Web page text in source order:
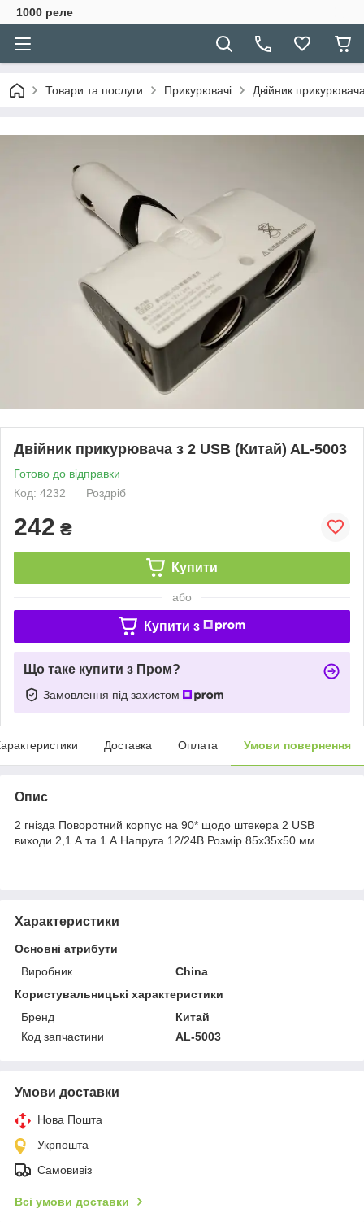
1000 реле
Товари та послуги Прикурювачі Двійник
Двійник прикурювача з 2 USB (Китай) AL-5003
Готово до відправки
Код: 4232
Роздріб
242 ₴
Купити
або
Купити з
Що таке купити з Пром?
Замовлення під захистом
Доставка Оплата Умови повернення
Опис
2 гнізда Поворотний корпус на 90* щодо штекера 2 USB
виходи 2,1 А та 1 А Напруга 12/24В Розмір 85х35х50 мм
Характеристики
Основні атрибути
Виробник
China
Користувальницькі характеристики
Бренд
Китай
Код запчастини
AL-5003
Умови доставки
Нова Пошта
Укрпошта
Самовивіз
Всі умови доставки